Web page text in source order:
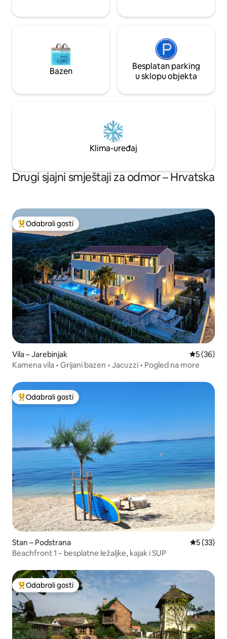
Bazen
Besplatan parking
u sklopu objekta
Klima-uređaj
Drugi sjajni smještaji za odmor – Hrvatska
Među najviše rangiranima s oznakom „Odabrali gosti”
Odabrali gosti
Vila – Jarebinjak Prosječna
5 (36)
Kamena vila • Grijani bazen • Jacuzzi • Pogled na more
Među najviše rangiranima s oznakom „Odabrali gosti”
Odabrali gosti
Stan – Podstrana Prosječna
5 (33)
Beachfront 1 – besplatne ležaljke, kajak i SUP
Među najviše rangiranima s oznakom „Odabrali gosti”
Odabrali gosti